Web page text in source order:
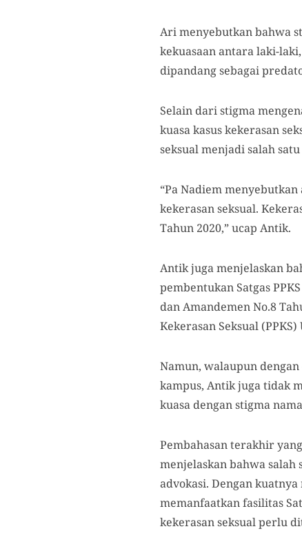
Ari menyebutkan bahwa
kekuasaan antara laki-
dipandang sebagai
Selain dari stigma
kuasa kasus kekerasan
seksual menjadi salah
“Pa Nadiem
kekerasan seksual.
Tahun 2020,” ucap Antik.
Antik juga menjelaskan
pembentukan Satgas
dan Amandemen No.8
Kekerasan Seksual
Namun, walaupun
kampus, Antik juga tidak
kuasa dengan stigma
Pembahasan terakhir
menjelaskan bahwa salah
advokasi. Dengan
memanfaatkan fasilitas
kekerasan seksual perlu